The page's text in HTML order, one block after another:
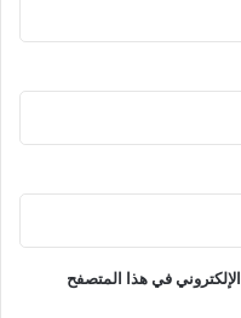
في هذا المتصفح